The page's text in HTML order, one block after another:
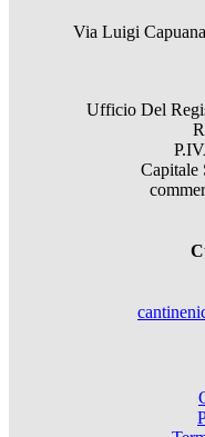
Via Luigi
Ufficio Del
Capitale